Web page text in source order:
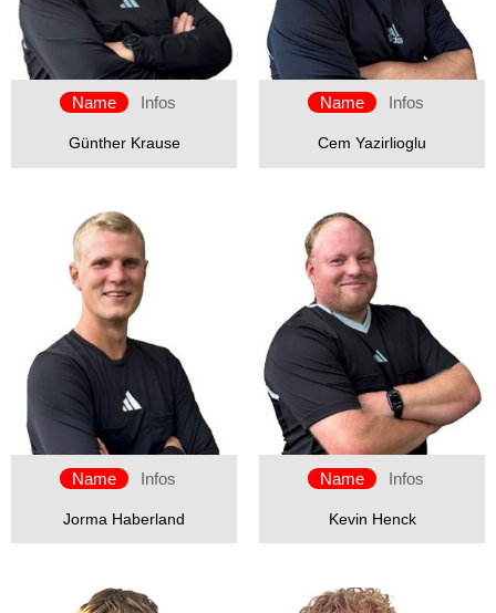
Name Infos
Günther Krause
Name Infos
Cem Yazirlioglu
Name Infos
Jorma Haberland
Name Infos
Kevin Henck